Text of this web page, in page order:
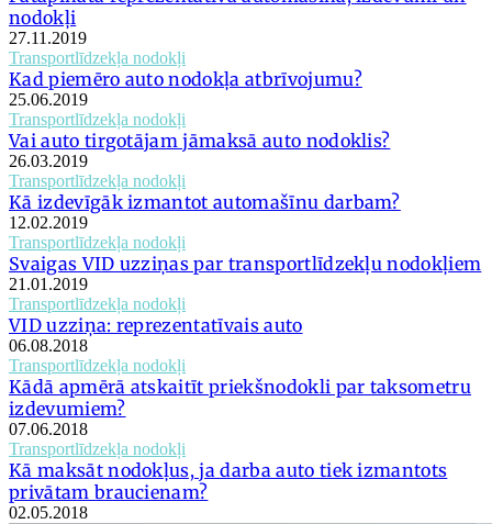
nodokļi
27.11.2019
Transportlīdzekļa nodokļi
Kad piemēro auto nodokļa atbrīvojumu?
25.06.2019
Transportlīdzekļa nodokļi
Vai auto tirgotājam jāmaksā auto nodoklis?
26.03.2019
Transportlīdzekļa nodokļi
Kā izdevīgāk izmantot automašīnu darbam?
12.02.2019
Transportlīdzekļa nodokļi
Svaigas VID uzziņas par transportlīdzekļu nodokļiem
21.01.2019
Transportlīdzekļa nodokļi
VID uzziņa: reprezentatīvais auto
06.08.2018
Transportlīdzekļa nodokļi
Kādā apmērā atskaitīt priekšnodokli par taksometru
izdevumiem?
07.06.2018
Transportlīdzekļa nodokļi
Kā maksāt nodokļus, ja darba auto tiek izmantots
privātam braucienam?
02.05.2018